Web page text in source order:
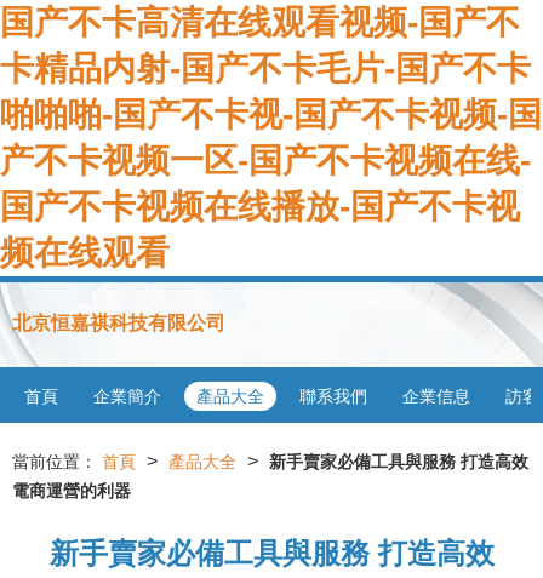
国产不卡高清在线观看视频-国产不
卡精品内射-国产不卡毛片-国产不卡
啪啪啪-国产不卡视-国产不卡视频-国
产不卡视频一区-国产不卡视频在线-
国产不卡视频在线播放-国产不卡视
频在线观看
北京恒嘉祺科技有限公司
首頁 企業簡介 產品大全 聯系我們 企業信息 訪客
當前位置： 首頁 > 產品大全 >
新手賣家必備工具與服務 打造高效
電商運營的利器
新手賣家必備工具與服務 打造高效